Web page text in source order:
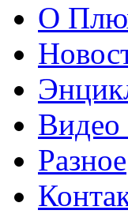
О
Видео
Разное